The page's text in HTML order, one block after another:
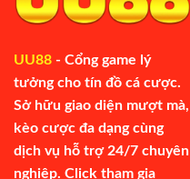
UU88 - Cổng game lý
tưởng cho tín đồ cá cược.
Sở hữu giao diện mượt mà,
kèo cược đa dạng cùng
dịch vụ hỗ trợ 24/7 chuyên
nghiệp. Click tham gia